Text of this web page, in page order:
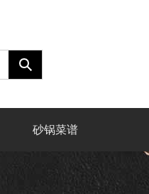
砂锅菜谱